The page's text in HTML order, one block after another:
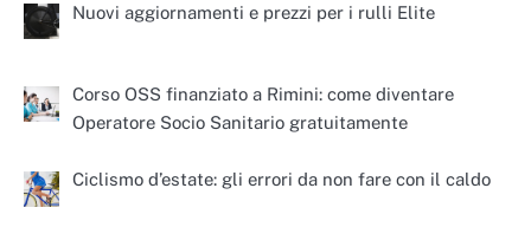
Nuovi aggiornamenti e prezzi per i rulli Elite
Corso OSS finanziato a Rimini: come diventare
Operatore Socio Sanitario gratuitamente
Ciclismo d’estate: gli errori da non fare con il caldo